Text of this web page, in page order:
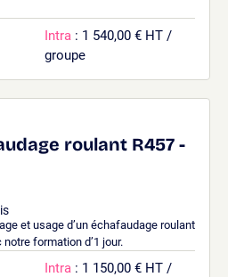
Intra : 1 540,00 € HT /
groupe
roulant R457 -
et usage d’un échafaudage roulant
formation d’1 jour.
Intra : 1 150,00 € HT /